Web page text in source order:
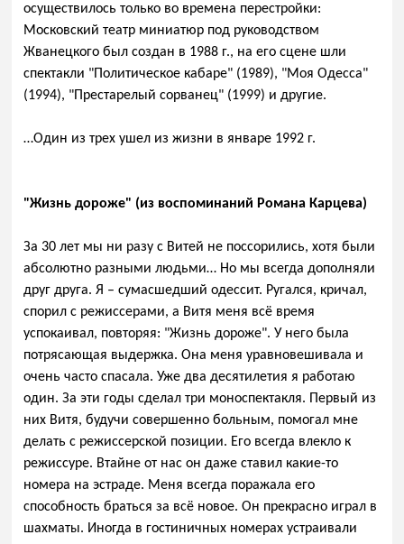
осуществилось только во времена перестройки:
Московский театр миниатюр под руководством
Жванецкого был создан в 1988 г., на его сцене шли
спектакли "Политическое кабаре" (1989), "Моя Одесса"
(1994), "Престарелый сорванец" (1999) и другие.
…Один из трех ушел из жизни в январе 1992 г.
"Жизнь дороже" (из воспоминаний Романа Карцева)
За 30 лет мы ни разу с Витей не поссорились, хотя были
абсолютно разными людьми… Но мы всегда дополняли
друг друга. Я – сумасшедший одессит. Ругался, кричал,
спорил с режиссерами, а Витя меня всё время
успокаивал, повторяя: "Жизнь дороже". У него была
потрясающая выдержка. Она меня уравновешивала и
очень часто спасала. Уже два десятилетия я работаю
один. За эти годы сделал три моноспектакля. Первый из
них Витя, будучи совершенно больным, помогал мне
делать с режиссерской позиции. Его всегда влекло к
режиссуре. Втайне от нас он даже ставил какие-то
номера на эстраде. Меня всегда поражала его
способность браться за всё новое. Он прекрасно играл в
шахматы. Иногда в гостиничных номерах устраивали